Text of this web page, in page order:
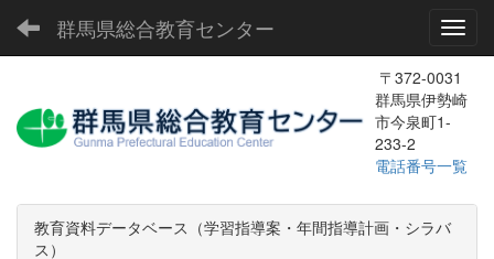
群馬県総合教育センター
〒372-0031
群馬県伊勢崎
市今泉町1-
233-2
電話番号一覧
教育資料データベース（学習指導案・年間指導計画・シラバ
ス）